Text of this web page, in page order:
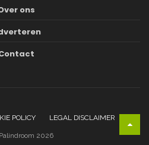
ons
POLICY LEGAL DISCLAIMER
2026